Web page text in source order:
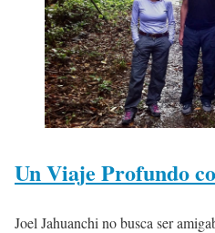
Un Viaje Profundo
Joel Jahuanchi no busca ser